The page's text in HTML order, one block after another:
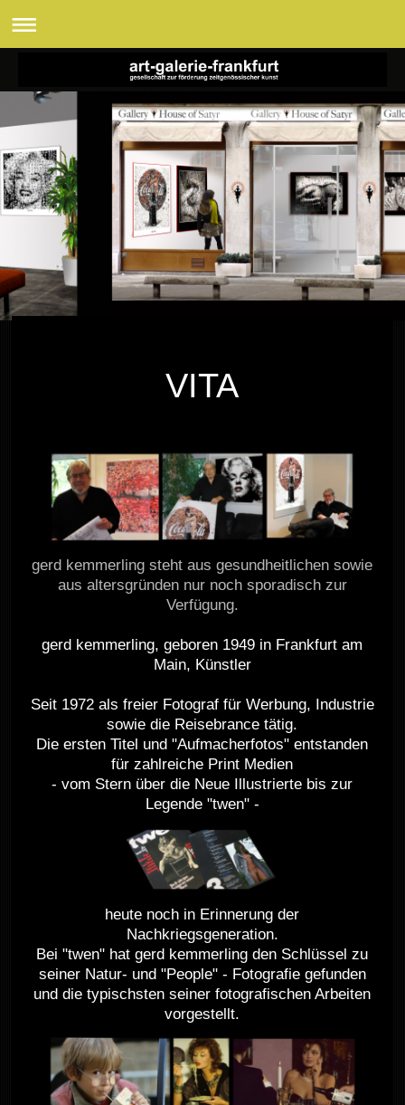
VITA
gerd kemmerling steht aus gesundheitlichen sowie
aus altersgründen nur noch sporadisch zur
Verfügung.
gerd kemmerling, geboren 1949 in Frankfurt am
Main, Künstler
Seit 1972 als freier Fotograf für Werbung, Industrie
sowie die Reisebrance tätig.
Die ersten Titel und "Aufmacherfotos" entstanden
für zahlreiche Print Medien
- vom Stern über die Neue Illustrierte bis zur
Legende "twen" -
heute noch in Erinnerung der
Nachkriegsgeneration.
Bei "twen" hat gerd kemmerling den Schlüssel zu
seiner Natur- und "People" - Fotografie gefunden
und die typischsten seiner fotografischen Arbeiten
vorgestellt.